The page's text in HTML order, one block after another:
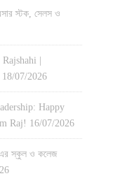
স্টক, সেলস ও
|
18/07/2026
Happy
Raj! 16/07/2026
এর স্কুল ও কলেজ